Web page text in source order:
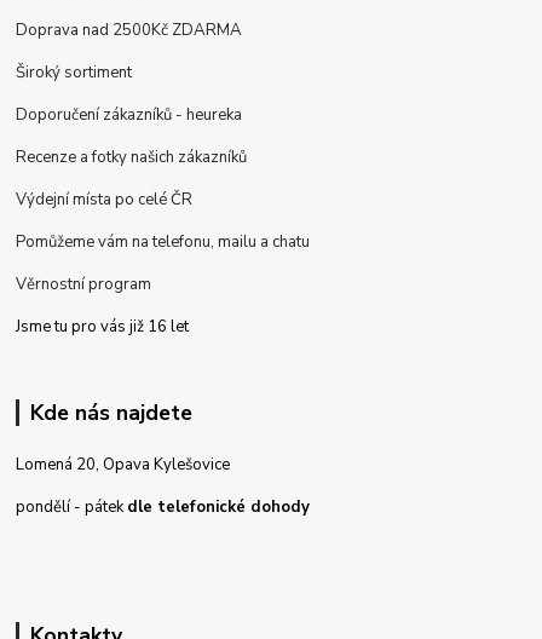
Doprava nad 2500Kč ZDARMA
Široký sortiment
Doporučení zákazníků - heureka
Recenze a fotky našich zákazníků
Výdejní místa po celé ČR
Pomůžeme vám na telefonu, mailu a chatu
Věrnostní program
Jsme tu pro vás již 16 let
Kde nás najdete
Lomená 20, Opava Kylešovice
pondělí - pátekdle telefonické dohody